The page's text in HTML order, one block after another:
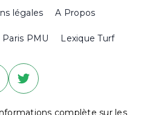
légales A Propos
Paris PMU Lexique Turf